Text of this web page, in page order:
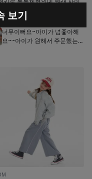
보기